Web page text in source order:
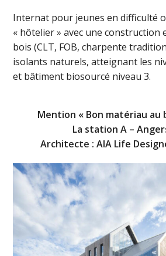
Internat pour jeunes en difficulté
« hôtelier » avec une construction
bois (CLT, FOB, charpente
isolants naturels, atteignant les
et bâtiment biosourcé niveau 3.
Mention « Bon matériau au
La station A –
Architecte : AIA Life